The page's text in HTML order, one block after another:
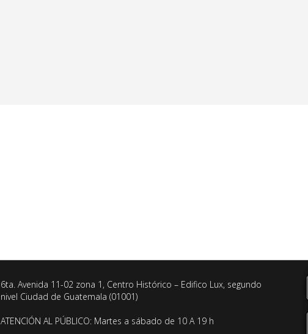
6ta. Avenida 11-02 zona 1, Centro Histórico – Edifico Lux, segundo
nivel Ciudad de Guatemala (01001)
ATENCIÓN AL PÚBLICO: Martes a sábado de 10 A 19 h